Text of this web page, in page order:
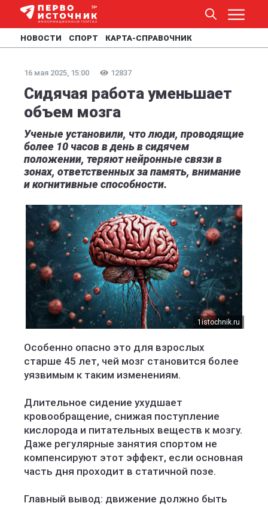
НОВОСТИ СПОРТ КАРТА-СПРАВОЧНИК
16 мая 2025, 15:00 12837
Сидячая работа уменьшает
объем мозга
Ученые установили, что люди, проводящие
более 10 часов в день в сидячем
положении, теряют нейронные связи в
зонах, ответственных за память, внимание
и когнитивные способности.
1istochnik.ru
Особенно опасно это для взрослых
старше 45 лет, чей мозг становится более
уязвимым к таким изменениям.
Длительное сидение ухудшает
кровообращение, снижая поступление
кислорода и питательных веществ к мозгу.
Даже регулярные занятия спортом не
компенсируют этот эффект, если основная
часть дня проходит в статичной позе.
Главный вывод: движение должно быть